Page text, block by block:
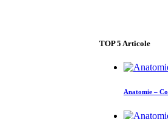
TOP5 Articole
Anatomie –